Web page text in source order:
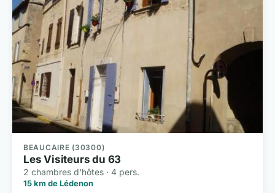
BEAUCAIRE (30300)
Les Visiteurs du 63
2 chambres d'hôtes · 4 pers.
15 km de Lédenon